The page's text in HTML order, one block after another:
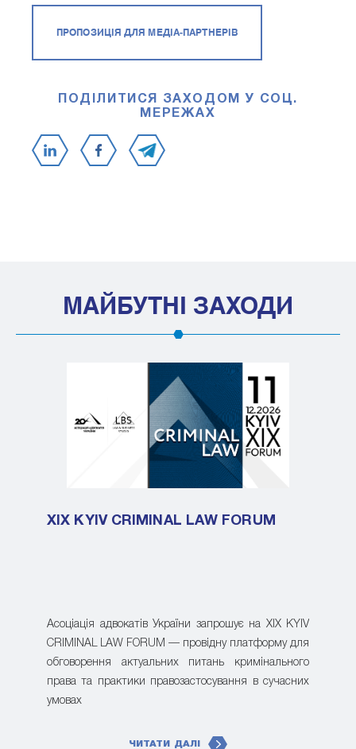
ПРОПОЗИЦІЯ ДЛЯ МЕДІА-ПАРТНЕРІВ
ПОДІЛИТИСЯ ЗАХОДОМ У СОЦ.
МЕРЕЖАХ
МАЙБУТНІ ЗАХОДИ
XIX KYIV CRIMINAL LAW FORUM
Асоціація адвокатів України запрошує на XIX KYIV
CRIMINAL LAW FORUM — провідну платформу для
обговорення актуальних питань кримінального
права та практики правозастосування в сучасних
умовах
ЧИТАТИ ДАЛІ